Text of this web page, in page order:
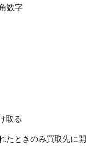
数字
取る
たときのみ買取先に開